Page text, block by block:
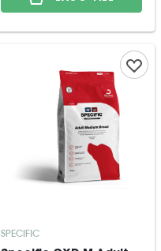
SPECIFIC